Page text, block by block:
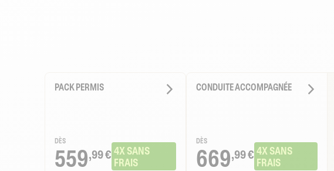
PACK PERMIS
DÈS
559,99 € 4X SANS
FRAIS
CONDUITE ACCOMPAGNÉE
DÈS
669,99 € 4X SANS
FRAIS